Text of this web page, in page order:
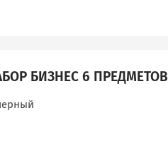
БИЗНЕС 6 ПРЕДМЕТОВ